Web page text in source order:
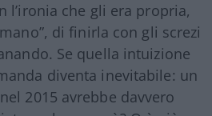
l’ironia che gli era propria,
di finirla con gli screzi
Se quella intuizione
diventa inevitabile: un
2015 avrebbe davvero